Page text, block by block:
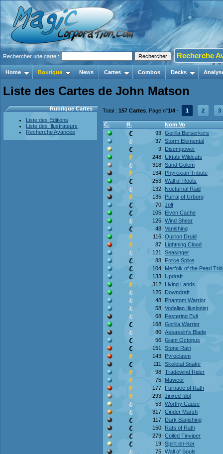
Rechercher une carte : Recherche
Home Boutique News Cartes Combos Decks
Liste des Cartes de John Matson
Rubrique Cartes
Liste des Editions
Liste des Illustrateurs
Recherche Avancée
Total : 157 Cartes . Page n°1/4 - 1 2 3
C. R.
Nom Vo
93. Gorilla Berserkers
37. Storm Elemental
9.
Disempower
248.
Uktabi Wildcats
318. Sand Golem
134.
Phyrexian Tribute
253. Wall of Roots
132.
Nocturnal Raid
135.
Purraj of Urborg
70. Jolt
105.
Elven Cache
125. Wind Shear
48. Vanishing
116. Quirion Druid
87.
Lightning Cloud
121.
Seasinger
88.
Force Spike
104.
Merfolk of the Pearl
133.
Updraft
312.
Living Lands
125.
Downdraft
48.
Phantom Warrior
58. Vodalian Illusionist
68.
Festering Evil
168. Gorilla Warrior
80. Assassin's Blade
56. Giant Octopus
151.
Stone Rain
143.
Pyroclasm
111.
Skeletal Snake
98. Tradewind Rider
75.
Mawcor
177.
Furnace of Rath
293. Jinxed Idol
53. Worthy Cause
317. Cinder Marsh
117.
Dark Banishing
150.
Rats of Rath
279. Coiled Tinviper
19. Spirit en-Kor
75. Wall of Souls